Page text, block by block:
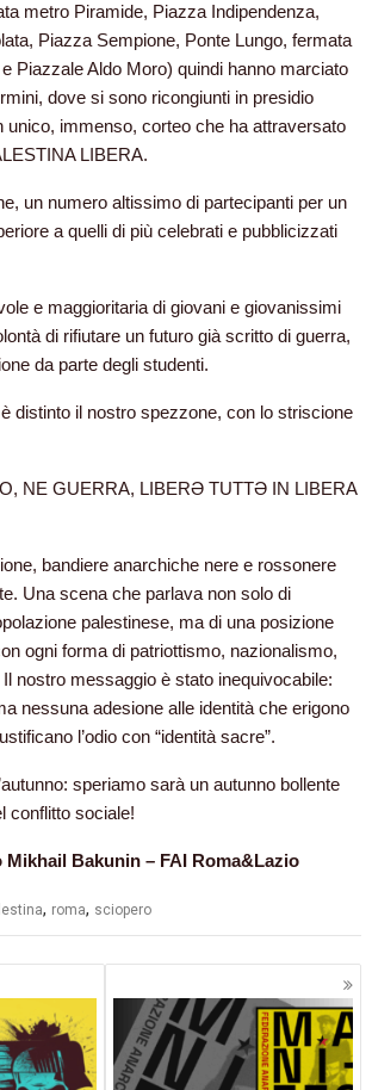
metro Piramide, Piazza Indipendenza,
Piazza Sempione, Ponte Lungo, fermata
Piazzale Aldo Moro) quindi hanno marciato
dove si sono ricongiunti in presidio
unico, immenso, corteo che ha attraversato
LIBERA.
un numero altissimo di partecipanti per un
a quelli di più celebrati e pubblicizzati
e maggioritaria di giovani e giovanissimi
di rifiutare un futuro già scritto di guerra,
da parte degli studenti.
distinto il nostro spezzone, con lo striscione
NE GUERRA, LIBERƏ TUTTƏ IN LIBERA
bandiere anarchiche nere e rossonere
Una scena che parlava non solo di
palestinese, ma di una posizione
ogni forma di patriottismo, nazionalismo,
nostro messaggio è stato inequivocabile:
nessuna adesione alle identità che erigono
l’odio con “identità sacre”.
speriamo sarà un autunno bollente
conflitto sociale!
Bakunin – FAI Roma&Lazio
, roma, sciopero